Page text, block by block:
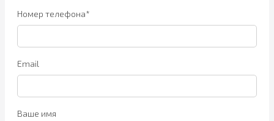
Номер телефона*
Email
Ваше имя